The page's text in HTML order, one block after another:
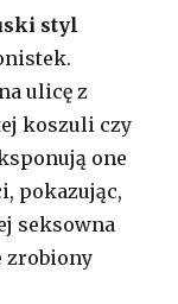
styl
ulicę z
koszuli czy
one
pokazując,
seksowna
zrobiony